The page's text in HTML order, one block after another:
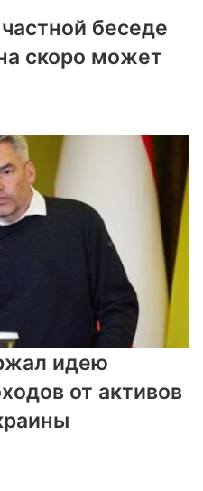
беседе
скоро может
идею
от активов